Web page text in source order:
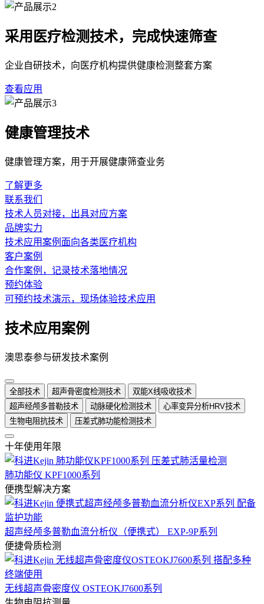
采用医疗检测技术，完成快速筛查
企业自研技术，向医疗机构提供健康检测整套方案
查看应用
健康管理技术
健康管理方案，用于开展健康筛查业务
了解更多
联系我们
技术人员对接，出具对应方案
品牌实力
技术应用案例面向各类医疗机构
客户案例
合作案例，记录技术落地情况
预约体验
可预约技术演示，现场体验技术应用
技术应用案例
澳思泰参与研发技术案例
全部技术 超声骨密度检测技术
双能X线吸收技术
超声经颅多普勒技术
动脉硬化检测技术
心率变异分析HRV技术
生物电阻抗技术
压差式肺功能检测技术
十年使用年限
肺功能仪 KPF1000系列
便携型解决方案
超声经颅多普勒血流分析仪（便携式） EXP-9P系列
便捷骨质检测
无线超声骨密度仪 OSTEOKJ7600系列